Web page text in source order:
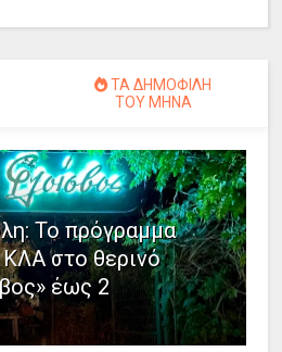
ΤΑ ΔΗΜΟΦΙΛΗ
ΤΟΥ ΜΗΝΑ
Το πρόγραμμα
στο θερινό
έως 2